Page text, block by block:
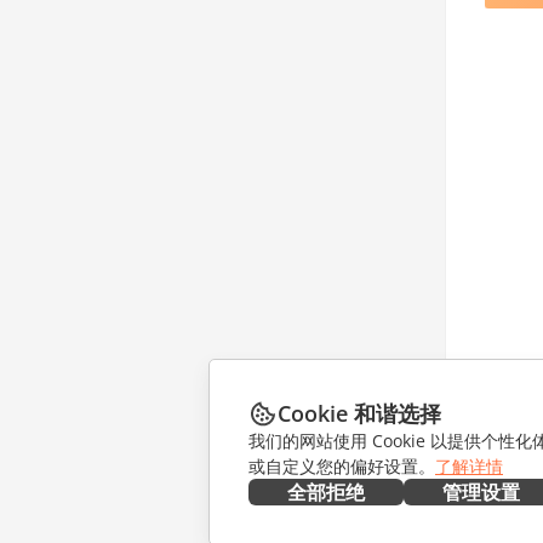
Cookie 和谐选择
我们的网站使用 Cookie 以提供个性化
或自定义您的偏好设置。 了解详情
全部拒绝 管理设置